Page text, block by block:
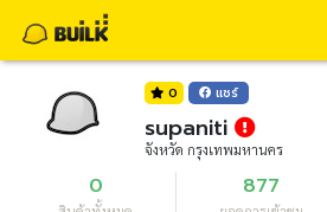
0 แชร์
supaniti
จังหวัด กรุงเทพมหานคร
0 877